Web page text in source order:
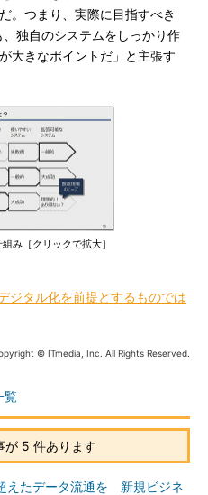
。つまり、実際に目指すべき
独自のシステムをしっかり作
大きなポイントだ」と主張す
み［クリックで拡大］
ジタル化を前提とするものでは
© ITmedia, Inc. All Rights Reserved.
覧
が 5 件あります
えたデータ流通を 新規ビジネ